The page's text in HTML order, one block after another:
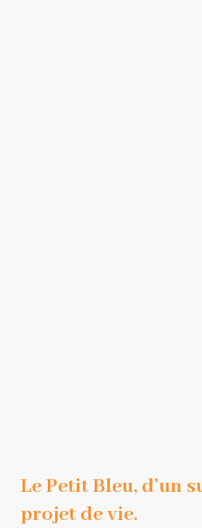
Le Petit Bleu, d’un
projet de vie.